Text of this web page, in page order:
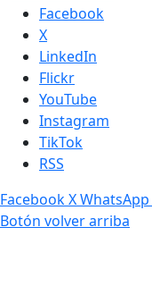
Facebook
X
LinkedIn
Flickr
YouTube
Instagram
TikTok
RSS
FacebookXWhatsApp
Botón volver arriba